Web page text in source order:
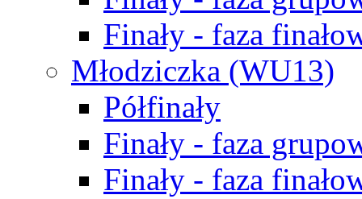
Finały - faza
Młodziczka (WU13)
Półfinały
Finały - faza
Finały - faza